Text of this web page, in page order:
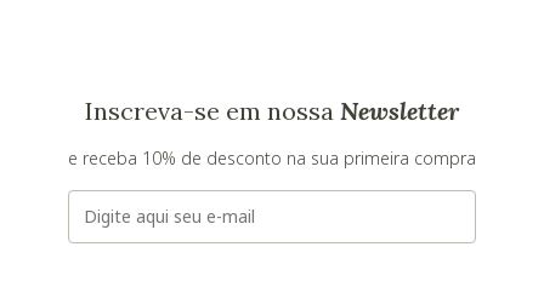
Inscreva-se em nossa Newsletter
e receba 10% de desconto na sua primeira compra
E-mail